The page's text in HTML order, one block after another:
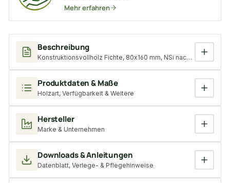
Beschreibung
Konstruktionsvollholz Fichte, 80x160 mm, NSi nach DIN 4074,
Produktdaten & Maße
Holzart, Verfügbarkeit & Weitere
Hersteller
Marke & Unternehmen
Downloads & Anleitungen
Datenblatt, Verlege- & Pflegehinweise
Mehr erfahren